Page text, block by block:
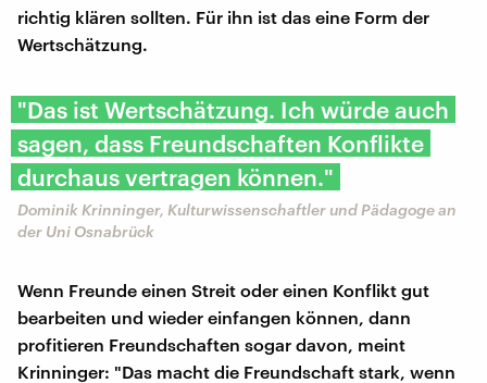
richtig klären sollten. Für ihn ist das eine Form der
Wertschätzung.
"Das ist Wertschätzung. Ich würde auch
sagen, dass Freundschaften Konflikte
durchaus vertragen können."
Dominik Krinninger, Kulturwissenschaftler und Pädagoge an
der Uni Osnabrück
Wenn Freunde einen Streit oder einen Konflikt gut
bearbeiten und wieder einfangen können, dann
profitieren Freundschaften sogar davon, meint
Krinninger: "Das macht die Freundschaft stark, wenn